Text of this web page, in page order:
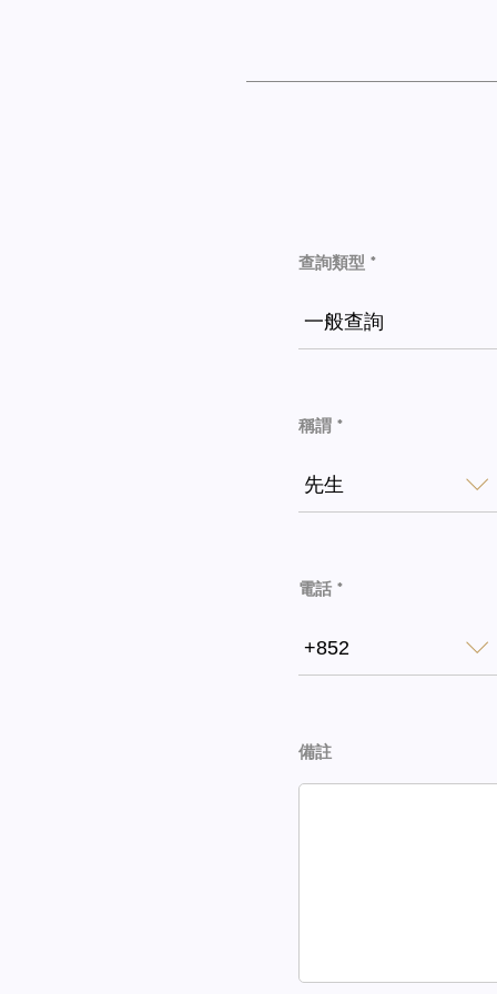
查詢類型 *
一般查詢
稱謂 *
先生
電話 *
+852
備註